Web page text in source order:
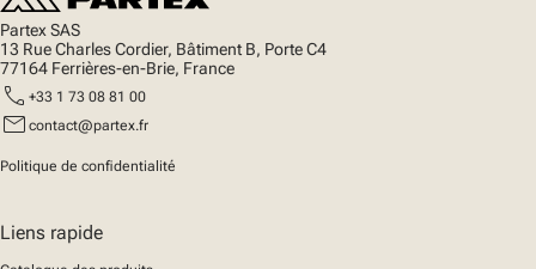
Partex SAS
13 Rue Charles Cordier, Bâtiment B, Porte C4
77164 Ferrières-en-Brie, France
call +33 1 73 08 81 00
mail contact@partex.fr
Politique de confidentialité
Liens rapide